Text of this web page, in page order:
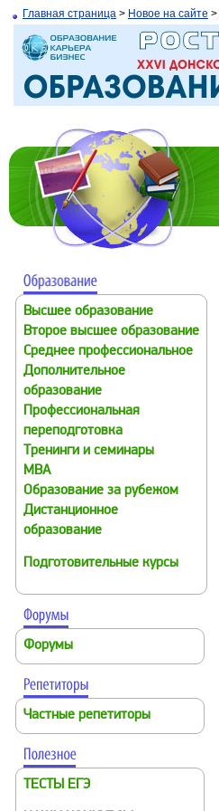
Главная страница > Новое на сайте >
Высшее образование
Второе высшее образование
Среднее профессиональное
Дополнительное
образование
Профессиональная
переподготовка
Тренинги и семинары
MBA
Образование за рубежом
Дистанционное
образование
Подготовительные курсы
Форумы
Частные репетиторы
ТЕСТЫ ЕГЭ